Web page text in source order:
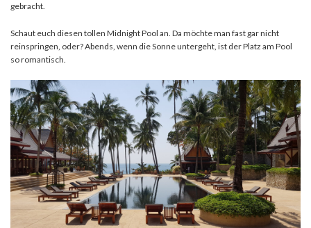
gebracht.
Schaut euch diesen tollen Midnight Pool an. Da möchte man fast gar nicht
reinspringen, oder? Abends, wenn die Sonne untergeht, ist der Platz am Pool
so romantisch.